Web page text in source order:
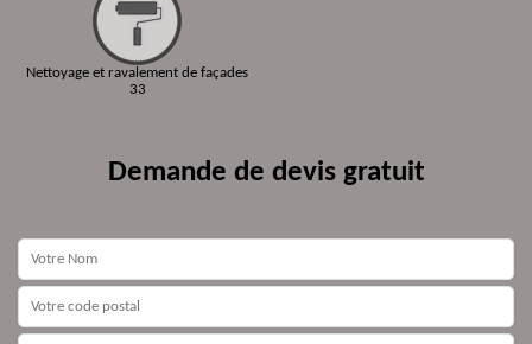
Nettoyage et ravalement de façades
33
Demande de devis gratuit